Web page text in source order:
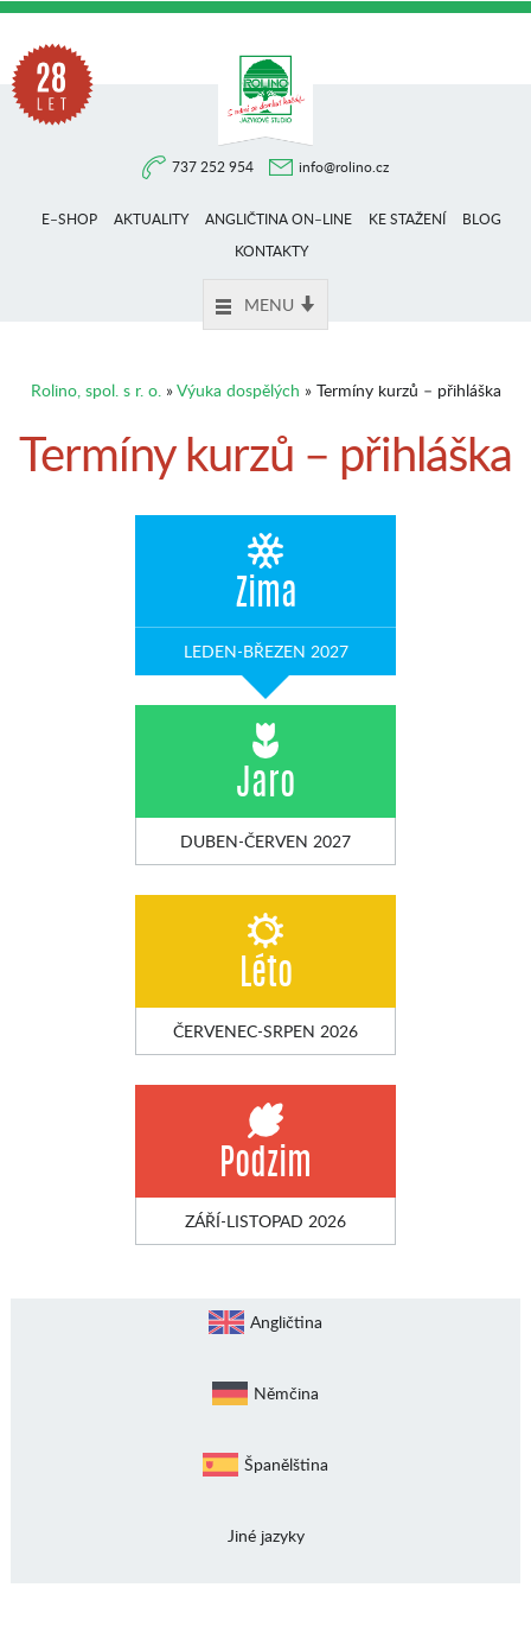
737 252 954 info@rolino.cz
E–SHOP AKTUALITY ANGLIČTINA ON–LINE KE STAŽENÍ
BLOG
KONTAKTY
MENU
Rolino, spol. s r. o.»Výuka dospělých » Termíny kurzů – přihláška
Termíny kurzů – přihláška
Zima
LEDEN-BŘEZEN 2027
Jaro
DUBEN-ČERVEN 2027
Léto
ČERVENEC-SRPEN 2026
Podzim
ZÁŘÍ-LISTOPAD 2026
Angličtina
Němčina
Španělština
Jiné jazyky